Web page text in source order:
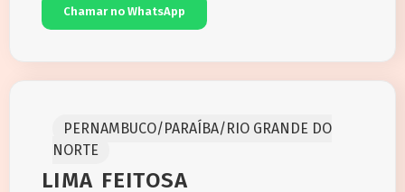
Chamar no WhatsApp
PERNAMBUCO/PARAÍBA/RIO GRANDE DO
NORTE
LIMA FEITOSA